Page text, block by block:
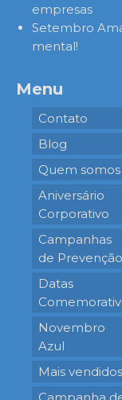
empresas
Setembro
mental!
Menu
Contato
Blog
Quem somos
Aniversário
Corporativo
Campanhas
de Prevenção
Datas
Novembro
Azul
Mais vendidos